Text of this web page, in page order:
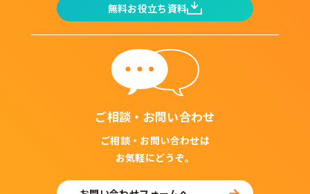
無料お役立ち資料
ご相談・お問い合わせ
ご相談・お問い合わせは
お気軽にどうぞ。